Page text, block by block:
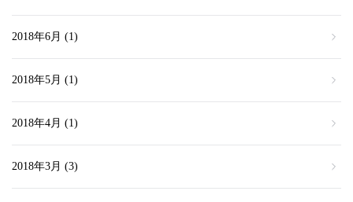
2018年6月 (1)
2018年5月 (1)
2018年4月 (1)
2018年3月 (3)